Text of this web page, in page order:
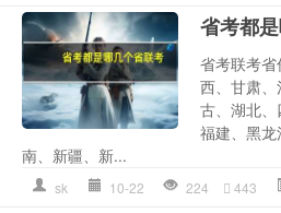
省考都
省考联考
西、甘肃
古、湖北、
福建、黑
南、新疆、新...
sk 10-22 224 443